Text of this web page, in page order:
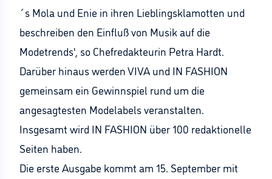
´s Mola und Enie in ihren Lieblingsklamotten und
beschreiben den Einfluß von Musik auf die
Modetrends', so Chefredakteurin Petra Hardt.
Darüber hinaus werden VIVA und IN FASHION
gemeinsam ein Gewinnspiel rund um die
angesagtesten Modelabels veranstalten.
Insgesamt wird IN FASHION über 100 redaktionelle
Seiten haben.
Die erste Ausgabe kommt am 15. September mit